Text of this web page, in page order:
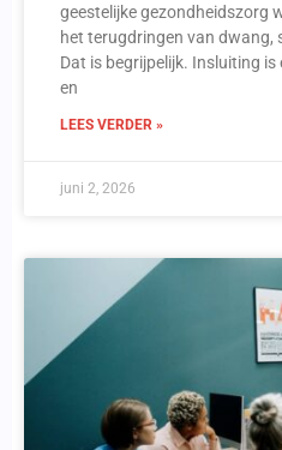
geestelijke gezondheidszorg
het terugdringen van dwang,
Dat is begrijpelijk. Insluiting is
en
LEES VERDER »
juni 2, 2026